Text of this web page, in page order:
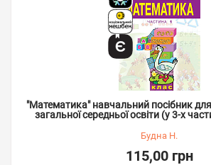
"Математика" навчальний посібник
загальної середньої освіти (у 3-х
Будна Н.
115,00 грн